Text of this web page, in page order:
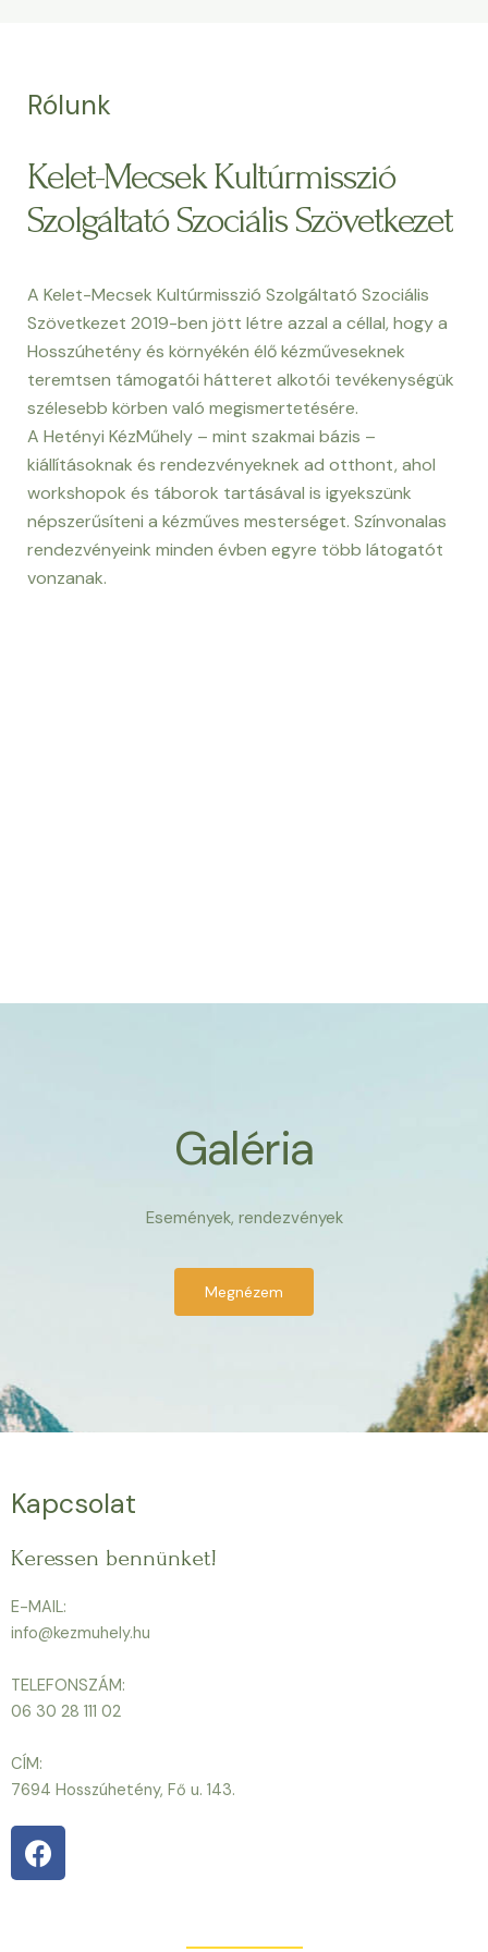
Rólunk
Kelet-Mecsek Kultúrmisszió
Szolgáltató Szociális Szövetkezet
A Kelet-Mecsek Kultúrmisszió Szolgáltató Szociális
Szövetkezet 2019-ben jött létre azzal a céllal, hogy a
Hosszúhetény és környékén élő kézműveseknek
teremtsen támogatói hátteret alkotói tevékenységük
szélesebb körben való megismertetésére.
A Hetényi KézMűhely – mint szakmai bázis –
kiállításoknak és rendezvényeknek ad otthont, ahol
workshopok és táborok tartásával is igyekszünk
népszerűsíteni a kézműves mesterséget. Színvonalas
rendezvényeink minden évben egyre több látogatót
vonzanak.
Galéria
Események, rendezvények
Megnézem
Kapcsolat
Keressen bennünket!
E-MAIL:
info@kezmuhely.hu
TELEFONSZÁM:
06 30 28 111 02
CÍM:
7694 Hosszúhetény, Fő u. 143.
F
a